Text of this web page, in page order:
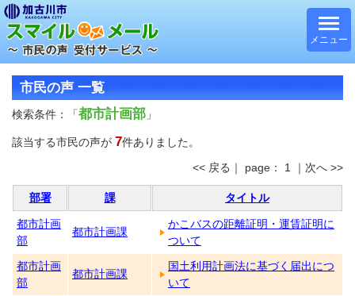
メニュー
市民の声 一覧
検索条件：「都市計画部 」
該当する市民の声が 7件ありました。
<< 戻る｜ page： 1 ｜次へ >>
部署 課 タイトル
都市計画
部
都市計画課
かこバスの距離証明・運賃証明に
ついて
都市計画
部
都市計画課
国土利用計画法に基づく届出につ
いて